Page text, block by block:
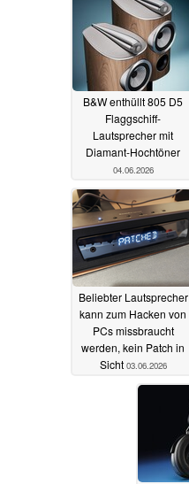
B&W enthüllt 805 D5
Flaggschiff-
Lautsprecher mit
Diamant-Hochtöner
04.06.2026
Beliebter Lautsprecher
kann zum Hacken von
PCs missbraucht
werden, kein Patch in
Sicht 03.06.2026